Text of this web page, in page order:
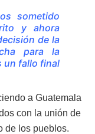
sometido
y ahora
de la
para la
un fallo final
a Guatemala
con la unión de
de los pueblos.